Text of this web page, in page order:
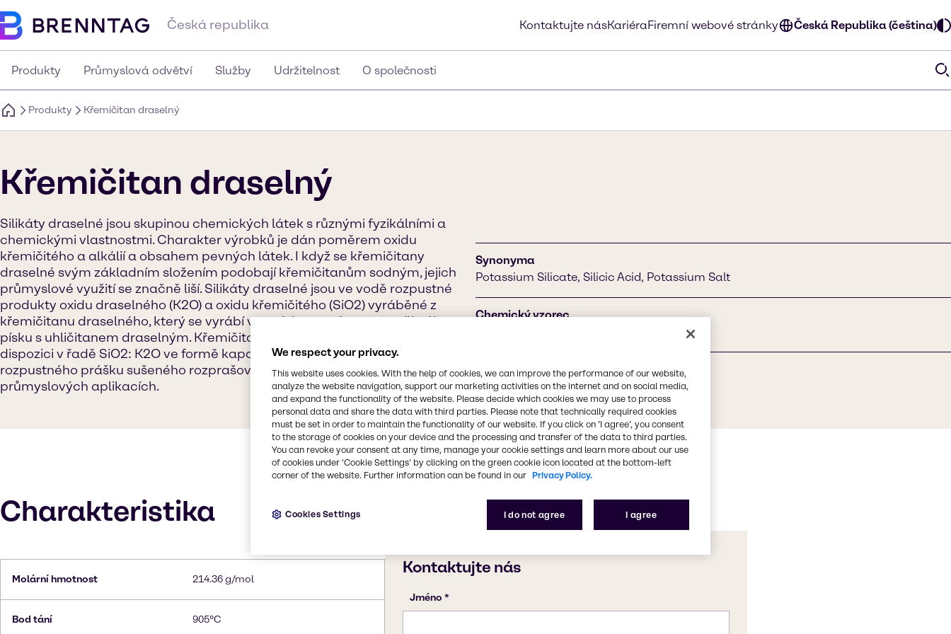
Česká republika Kontaktujte násKariéraFiremní webové stránky Česká Republika (čeština)
Produkty Průmyslová odvětví Služby Udržitelnost O společnosti
Produkty Křemičitan draselný
Křemičitan draselný
Silikáty draselné jsou skupinou chemických látek s různými fyzikálními a
chemickými vlastnostmi. Charakter výrobků je dán poměrem oxidu
křemičitého a alkálií a obsahem pevných látek. I když se křemičitany
draselné svým základním složením podobají křemičitanům sodným, jejich
průmyslové využití se značně liší. Silikáty draselné jsou ve vodě rozpustné
produkty oxidu draselného (K2O) a oxidu křemičitého (SiO2) vyráběné z
křemičitanu draselného, který se vyrábí v pecích tavením vysoce čistého
písku s uhličitanem draselným. Křemičitany draselné jsou alkalické a jsou k
dispozici v řadě SiO2: K2O ve formě kapalin, skleněných vloček a
rozpustného prášku sušeného rozprašováním pro použití v mnoha
průmyslových aplikacích.
Synonyma
Potassium Silicate, Silicic Acid, Potassium Salt
Chemický vzorec
Číslo CAS
1312-76-1
Charakteristika
Molární hmotnost 214.36 g/mol
Bod tání 905°C
We respect your privacy.
This website uses cookies. With the help of cookies, we can improve the performance of our website,
analyze the website navigation, support our marketing activities on the internet and on social media,
and expand the functionality of the website. Please decide which cookies we may use to process
personal data and share the data with third parties. Please note that technically required cookies
must be set in order to maintain the functionality of our website. If you click on ’I agree’, you consent
to the storage of cookies on your device and the processing and transfer of the data to third parties.
You can revoke your consent at any time, manage your cookie settings and learn more about our use
of cookies under ‘Cookie Settings’ by clicking on the green cookie icon located at the bottom-left
corner of the website. Further information can be found in our Privacy Policy.
I do not agree I agree
Cookies Settings